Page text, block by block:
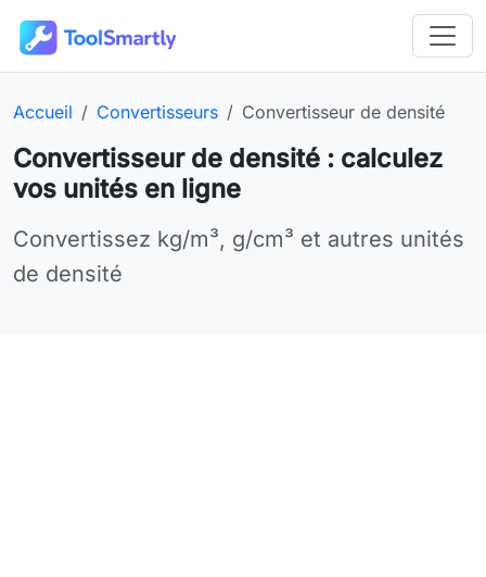
Outils en ligne gratuits ToolSmartly
Page d’accueil :
Accueil Catégorie :
Convertisseurs Outil en ligne :
Convertisseur de densité
Convertisseur de densité : calculez
vos unités en ligne
Utilisez Convertisseur de densité gratuitement en ligne
Convertissez kg/m³, g/cm³ et autres unités
de densité